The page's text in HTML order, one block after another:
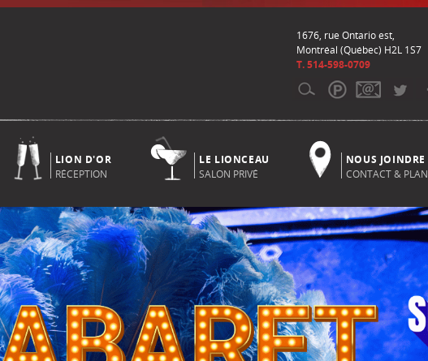
1676, rue Ontario est,
Montréal (Québec) H2L 1S7
T. 514-598-0709
LION D'OR
RÉCEPTION
LE LIONCEAU
SALON PRIVÉ
NOUS JOINDRE
CONTACT & PLAN